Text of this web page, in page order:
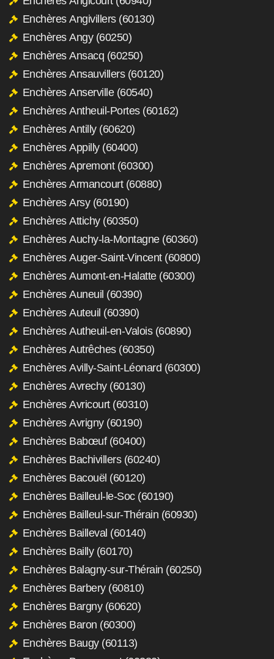
Enchères Angivillers (60130)
Enchères Angy (60250)
Enchères Ansacq (60250)
Enchères Ansauvillers (60120)
Enchères Anserville (60540)
Enchères Antheuil-Portes (60162)
Enchères Antilly (60620)
Enchères Appilly (60400)
Enchères Apremont (60300)
Enchères Armancourt (60880)
Enchères Arsy (60190)
Enchères Attichy (60350)
Enchères Auchy-la-Montagne (60360)
Enchères Auger-Saint-Vincent (60800)
Enchères Aumont-en-Halatte (60300)
Enchères Auneuil (60390)
Enchères Auteuil (60390)
Enchères Autheuil-en-Valois (60890)
Enchères Autrêches (60350)
Enchères Avilly-Saint-Léonard (60300)
Enchères Avrechy (60130)
Enchères Avricourt (60310)
Enchères Avrigny (60190)
Enchères Babœuf (60400)
Enchères Bachivillers (60240)
Enchères Bacouël (60120)
Enchères Bailleul-le-Soc (60190)
Enchères Bailleul-sur-Thérain (60930)
Enchères Bailleval (60140)
Enchères Bailly (60170)
Enchères Balagny-sur-Thérain (60250)
Enchères Barbery (60810)
Enchères Bargny (60620)
Enchères Baron (60300)
Enchères Baugy (60113)